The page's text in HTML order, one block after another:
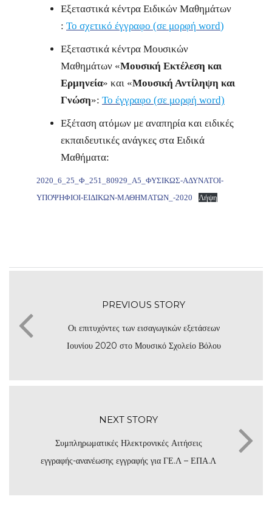
Εξεταστικά κέντρα Ειδικών Μαθημάτων
: Το σχετικό έγγραφο (σε μορφή word)
Εξεταστικά κέντρα Μουσικών
Μαθημάτων «Μουσική Εκτέλεση και
Ερμηνεία» και «Μουσική Αντίληψη και
Γνώση»: To έγγραφο (σε μορφή word)
Εξέταση ατόμων με αναπηρία και ειδικές
εκπαιδευτικές ανάγκες στα Ειδικά
Μαθήματα:
2020_6_25_Φ_251_80929_Α5_ΦΥΣΙΚΩΣ-ΑΔΥΝΑΤΟΙ-
ΥΠΟΨΗΦΙΟΙ-ΕΙΔΙΚΩΝ-ΜΑΘΗΜΑΤΩΝ_-2020
Λήψη
PREVIOUS STORY
Οι επιτυχόντες των εισαγωγικών εξετάσεων
Ιουνίου 2020 στο Μουσικό Σχολείο Βόλου
NEXT STORY
Συμπληρωματικές Ηλεκτρονικές Αιτήσεις
εγγραφής-ανανέωσης εγγραφής για ΓΕ.Λ – ΕΠΑ.Λ